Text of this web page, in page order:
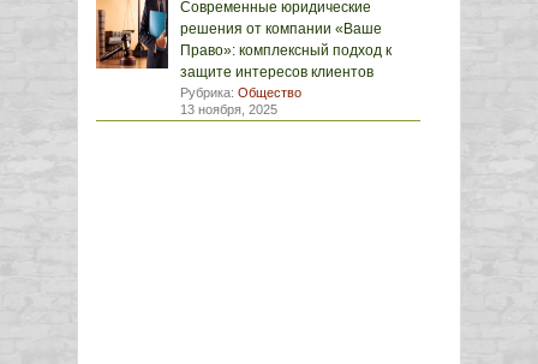
Современные юридические
решения от компании «Ваше
Право»: комплексный подход к
защите интересов клиентов
Рубрика: Общество
13 ноября, 2025